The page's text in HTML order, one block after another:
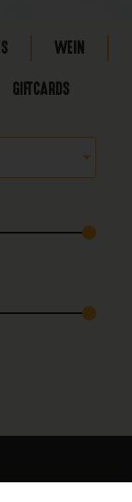
WEIN
GIFTCARDS